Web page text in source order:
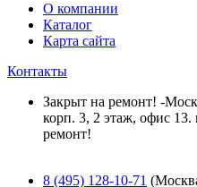
О компании
Каталог
Карта сайта
Контакты
Закрыт на ремонт! -
корп. 3, 2 этаж, офис 13.
ремонт!
8 (495) 128-10-71